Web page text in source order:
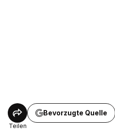
Teilen
Bevorzugte Quelle